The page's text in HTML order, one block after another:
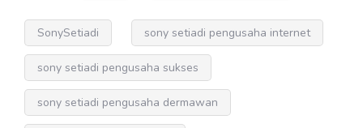
SonySetiadi sony setiadi pengusaha internet
sony setiadi pengusaha sukses
sony setiadi pengusaha dermawan